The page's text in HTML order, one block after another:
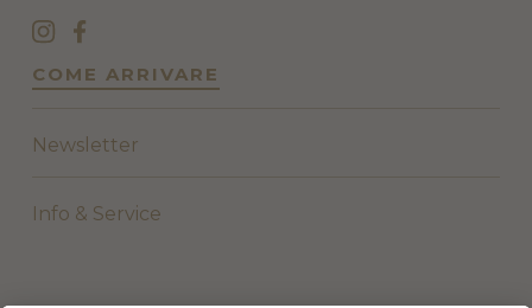
COME ARRIVARE
Newsletter
Info & Service